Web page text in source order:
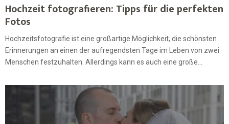
Hochzeit fotografieren: Tipps für die perfekten
Fotos
Hochzeitsfotografie ist eine großartige Möglichkeit, die schönsten
Erinnerungen an einen der aufregendsten Tage im Leben von zwei
Menschen festzuhalten. Allerdings kann es auch eine große...